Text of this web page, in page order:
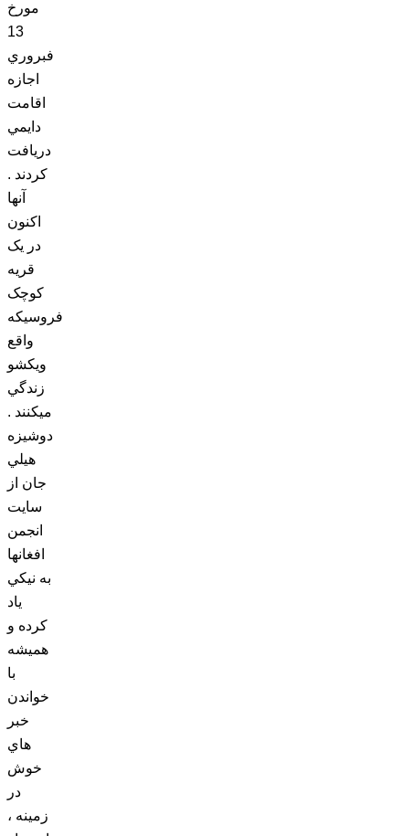
مورخ
13
فبروري
اجازه
اقامت
دايمي
دريافت
کردند .
آنها
اکنون
در يک
قريه
کوچک
فروسيکه
واقع
ويکشو
زندگي
ميکنند .
دوشيزه
هيلي
جان از
سايت
انجمن
افغانها
به نيکي
ياد
کرده و
هميشه
با
خواندن
خبر
هاي
خوش
در
زمينه ،